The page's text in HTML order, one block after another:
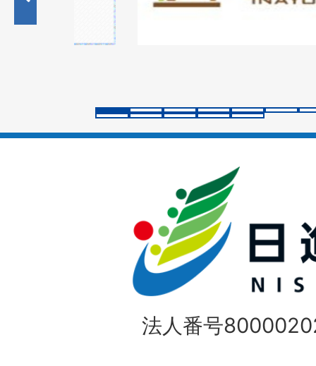
の
イ
法人番号